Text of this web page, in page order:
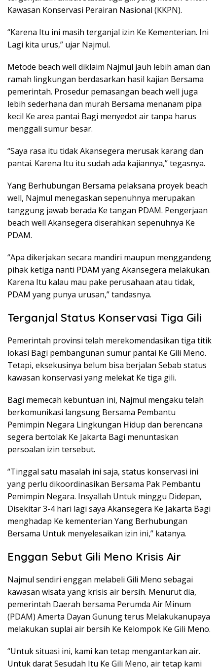
Kawasan Konservasi Perairan Nasional (KKPN).
“Karena Itu ini masih terganjal izin Ke Kementerian. Ini
Lagi kita urus,” ujar Najmul.
Metode beach well diklaim Najmul jauh lebih aman dan
ramah lingkungan berdasarkan hasil kajian Bersama
pemerintah. Prosedur pemasangan beach well juga
lebih sederhana dan murah Bersama menanam pipa
kecil Ke area pantai Bagi menyedot air tanpa harus
menggali sumur besar.
“Saya rasa itu tidak Akansegera merusak karang dan
pantai. Karena Itu itu sudah ada kajiannya,” tegasnya.
Yang Berhubungan Bersama pelaksana proyek beach
well, Najmul menegaskan sepenuhnya merupakan
tanggung jawab berada Ke tangan PDAM. Pengerjaan
beach well Akansegera diserahkan sepenuhnya Ke
PDAM.
“Apa dikerjakan secara mandiri maupun menggandeng
pihak ketiga nanti PDAM yang Akansegera melakukan.
Karena Itu kalau mau pake perusahaan atau tidak,
PDAM yang punya urusan,” tandasnya.
Terganjal Status Konservasi Tiga Gili
Pemerintah provinsi telah merekomendasikan tiga titik
lokasi Bagi pembangunan sumur pantai Ke Gili Meno.
Tetapi, eksekusinya belum bisa berjalan Sebab status
kawasan konservasi yang melekat Ke tiga gili.
Bagi memecah kebuntuan ini, Najmul mengaku telah
berkomunikasi langsung Bersama Pembantu
Pemimpin Negara Lingkungan Hidup dan berencana
segera bertolak Ke Jakarta Bagi menuntaskan
persoalan izin tersebut.
“Tinggal satu masalah ini saja, status konservasi ini
yang perlu dikoordinasikan Bersama Pak Pembantu
Pemimpin Negara. Insyallah Untuk minggu Didepan,
Disekitar 3-4 hari lagi saya Akansegera Ke Jakarta Bagi
menghadap Ke kementerian Yang Berhubungan
Bersama Untuk menyelesaikan izin ini,” katanya.
Enggan Sebut Gili Meno Krisis Air
Najmul sendiri enggan melabeli Gili Meno sebagai
kawasan wisata yang krisis air bersih. Menurut dia,
pemerintah Daerah bersama Perumda Air Minum
(PDAM) Amerta Dayan Gunung terus Melakukanupaya
melakukan suplai air bersih Ke Kelompok Ke Gili Meno.
“Untuk situasi ini, kami kan tetap mengantarkan air.
Untuk darat Sesudah Itu Ke Gili Meno, air tetap kami